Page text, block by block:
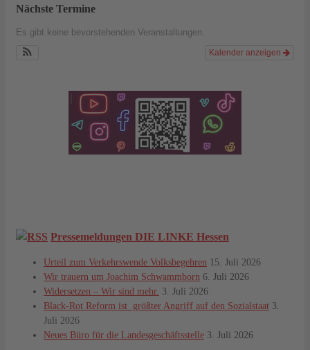
Nächste Termine
Es gibt keine bevorstehenden Veranstaltungen.
Kalender anzeigen
Pressemeldungen DIE LINKE Hessen
Urteil zum Verkehrswende Volksbegehren 15. Juli 2026
Wir trauern um Joachim Schwammborn 6. Juli 2026
Widersetzen – Wir sind mehr. 3. Juli 2026
Black-Rot Reform ist größter Angriff auf den Sozialstaat 3.
Juli 2026
Neues Büro für die Landesgeschäftsstelle 3. Juli 2026